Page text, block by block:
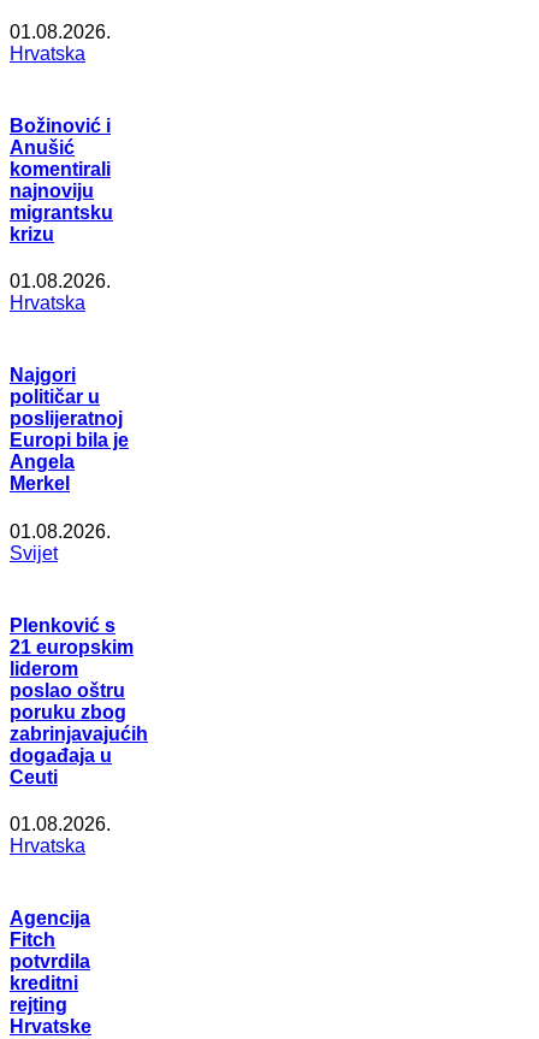
01.08.2026.
Hrvatska
Božinović i
Anušić
komentirali
najnoviju
migrantsku
krizu
01.08.2026.
Hrvatska
Najgori
političar u
poslijeratnoj
Europi bila je
Angela
Merkel
01.08.2026.
Svijet
Plenković s
21 europskim
liderom
poslao oštru
poruku zbog
zabrinjavajućih
događaja u
Ceuti
01.08.2026.
Hrvatska
Agencija
Fitch
potvrdila
kreditni
rejting
Hrvatske